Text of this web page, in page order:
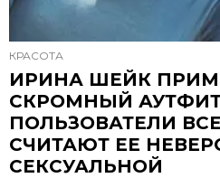
КРАСОТА
ИРИНА ШЕЙК
СКРОМНЫЙ
ПОЛЬЗОВАТЕЛИ
СЧИТАЮТ ЕЕ
СЕКСУАЛЬНОЙ